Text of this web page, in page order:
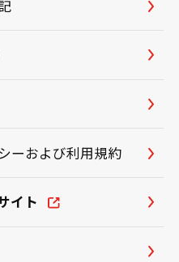
ーおよび利用規約
イト